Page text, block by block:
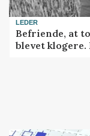
LEDER
Befriende, at
blevet